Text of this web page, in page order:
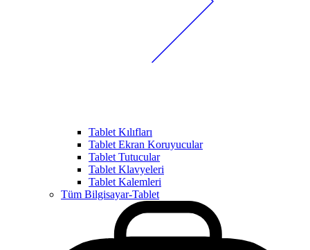
Tablet Kılıfları
Tablet Ekran Koruyucular
Tablet Tutucular
Tablet Klavyeleri
Tablet Kalemleri
Tüm Bilgisayar-Tablet